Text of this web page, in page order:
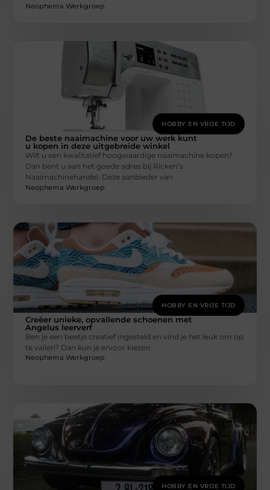
Neophema Werkgroep
HOBBY EN VRIJE TIJD
De beste naaimachine voor uw werk kunt
u kopen in deze uitgebreide winkel
Wilt u een kwalitatief hoogwaardige naaimachine kopen?
Dan bent u aan het goede adres bij Ricken’s
Naaimachinehandel. Deze aanbieder van
Neophema Werkgroep
HOBBY EN VRIJE TIJD
Creëer unieke, opvallende schoenen met
Angelus leerverf
Ben je een beetje creatief ingesteld en vind je het leuk om op
te vallen? Dan kun je ervoor kiezen
Neophema Werkgroep
HOBBY EN VRIJE TIJD